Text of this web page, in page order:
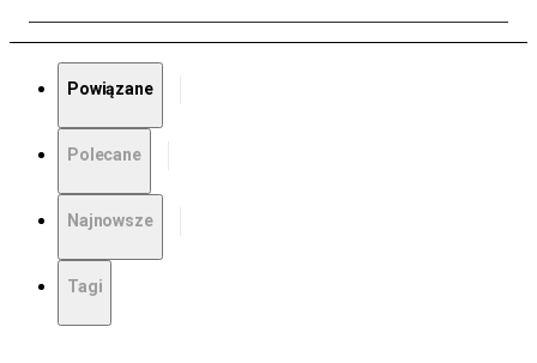
Powiązane
Polecane
Najnowsze
Tagi